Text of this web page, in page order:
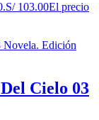
S/103.00El precio
Cielo 03